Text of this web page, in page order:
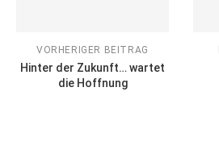
VORHERIGER BEITRAG
Hinter der Zukunft… wartet
die Hoffnung